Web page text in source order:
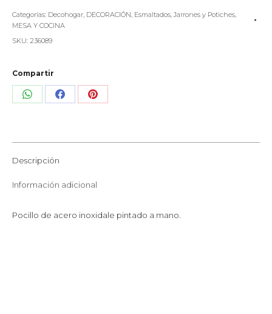
cantidad
Categorías: Decohogar, DECORACIÓN, Esmaltados, Jarrones y Potiches,
MESA Y COCINA
SKU: 236089
Compartir
Share Share Share
Descripción
Información adicional
Pocillo de acero inoxidale pintado a mano.